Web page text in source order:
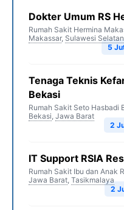
Dokter Umum RS
Rumah Sakit Hermina
Makassar, Sulawesi Selatan
5
Tenaga Teknis
Bekasi
Rumah Sakit Seto Hasbadi
Bekasi, Jawa Barat
2
IT Support RSIA
Rumah Sakit Ibu dan Anak
Jawa Barat, Tasikmalaya
2